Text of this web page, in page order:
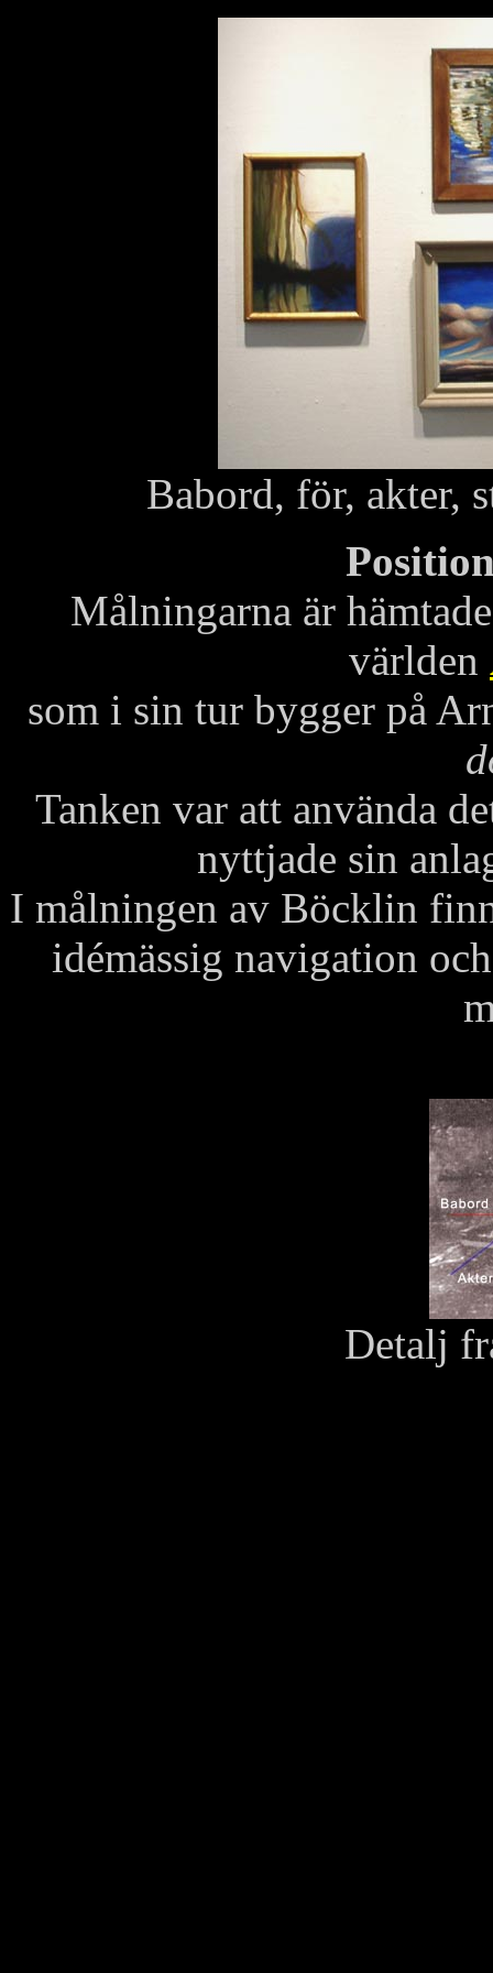
Babord, för, akter,
Målningarna är
världen
som i sin tur bygger på
Tanken var att använda
nyttjade sin
I målningen av Böcklin
idémässig navigation
Detalj